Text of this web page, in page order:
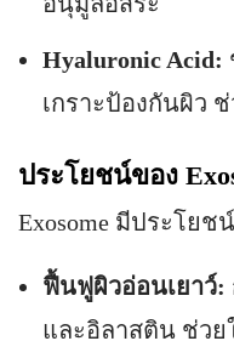
Hyaluronic Acid:
เกราะป้องกันผิว
ประโยชน์ของ
Exosome มีประโย
ฟื้นฟูผิวอ่อนเยาว์:
และอิลาสติน ช่ว